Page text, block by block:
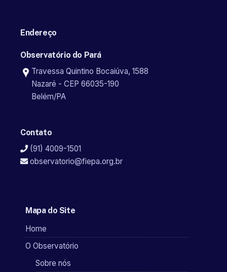
Endereço
Observatório do Pará
Travessa Quintino Bocaiúva, 1588
Nazaré - CEP 66035-190
Belém/PA
Contato
(91) 4009-1501
observatorio@fiepa.org.br
Mapa do Site
Home
O Observatório
Sobre nós